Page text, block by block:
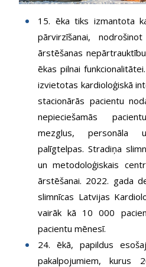
15. ēka tiks izmantota
pārvirzīšanai,
ārstēšanas
ēkas pilnai
izvietotas kardioloģiskā
stacionārās pacientu
nepieciešamās
mezglus, personāla
palīgtelpas. Stradiņa
un metodoloģiskais
ārstēšanai. 2022. gada
slimnīcas Latvijas
vairāk kā 10 000
pacientu mēnesī.
24. ēkā, papildus
pakalpojumiem, kurus